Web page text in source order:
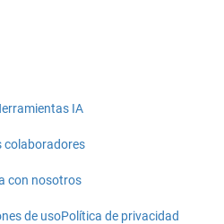
IA
colaboradores
con nosotros
de usoPolítica de privacidad